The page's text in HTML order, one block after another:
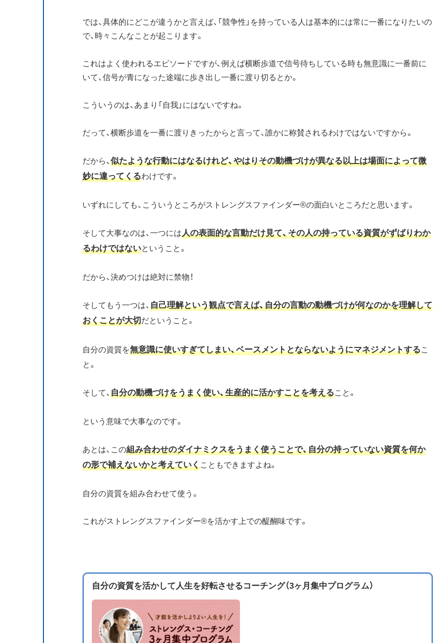
では、具体的にどこが違うかと言えば、「競争性」を持っている人は基本的には常に一番になりたいの
で、時々こんなことが起こります。
これはよく使われるエピソードですが、例えば横断歩道で信号待ちしている時も無意識に一番前に
いて、信号が青になった途端に歩き出し一番に渡り切るとか。
こういうのは、あまり「自我」にはないですね。
だって、横断歩道を一番に渡りきったからと言って、誰かに称賛されるわけではないですから。
だから、似たような行動にはなるけれど、やはりその動機づけが異なる以上は場面によって微
妙に違ってくるわけです。
いずれにしても、こういうところがストレングスファインダー®の面白いところだと思います。
そして大事なのは、一つには人の表面的な言動だけ見て、その人の持っている資質がずばりわか
るわけではないということ。
だから、決めつけは絶対に禁物！
そしてもう一つは、自己理解という観点で言えば、自分の言動の動機づけが何なのかを理解して
おくことが大切だということ。
自分の資質を無意識に使いすぎてしまい、ベースメントとならないようにマネジメントするこ
と。
そして、自分の動機づけをうまく使い、生産的に活かすことを考えること。
という意味で大事なのです。
あとは、この組み合わせのダイナミクスをうまく使うことで、自分の持っていない資質を何か
の形で補えないかと考えていくこともできますよね。
自分の資質を組み合わせて使う。
これがストレングスファインダー®を活かす上での醍醐味です。
自分の資質を活かして人生を好転させるコーチング（3ヶ月集中プログラム）